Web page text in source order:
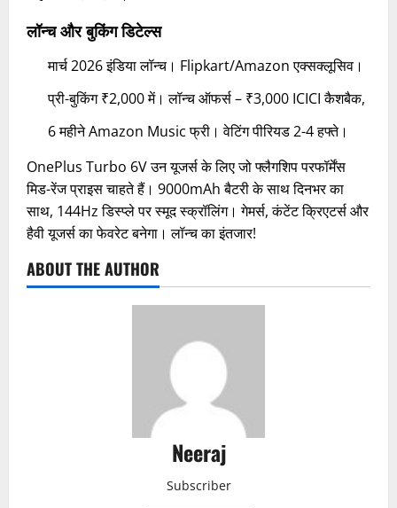
लॉन्च और बुकिंग डिटेल्स
मार्च 2026 इंडिया लॉन्च। Flipkart/Amazon एक्सक्लूसिव।
प्री-बुकिंग ₹2,000 में। लॉन्च ऑफर्स – ₹3,000 ICICI कैशबैक,
6 महीने Amazon Music फ्री। वेटिंग पीरियड 2-4 हफ्ते।
OnePlus Turbo 6V उन यूजर्स के लिए जो फ्लैगशिप परफॉर्मेंस
मिड-रेंज प्राइस चाहते हैं। 9000mAh बैटरी के साथ दिनभर का
साथ, 144Hz डिस्प्ले पर स्मूद स्क्रॉलिंग। गेमर्स, कंटेंट क्रिएटर्स और
हैवी यूजर्स का फेवरेट बनेगा। लॉन्च का इंतजार!
ABOUT THE AUTHOR
Neeraj
Subscriber